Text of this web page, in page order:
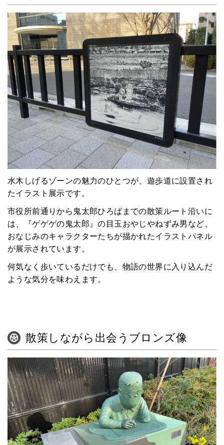
HOME
みんなのコラム
水木しげるゾーンの魅力のひとつが、遊歩道に設置され
たイラスト展示です。
市役所前通りから鬼太郎ひろばまでの散策ルート沿いに
は、『ゲゲゲの鬼太郎』の目玉おやじやねずみ男など、
おなじみのキャラクターたちが描かれたイラストパネル
が展示されています。
何気なく歩いているだけでも、物語の世界に入り込んだ
ような気分を味わえます。
散策しながら出会うブロンズ像